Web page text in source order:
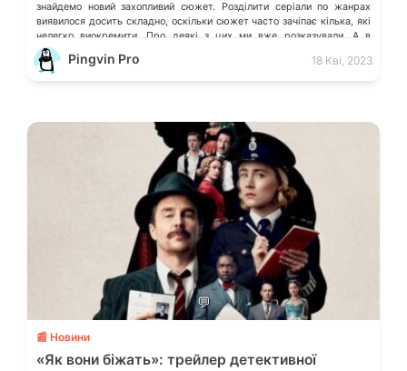
знайдемо новий захопливий сюжет. Розділити серіали по жанрах
виявилося досить складно, оскільки сюжет часто зачіпає кілька, які
нелегко виокремити. Про деякі з цих ми вже розказували. А в
коментарях можете порадити ті серіали, які вразили Вас, і […]
Pingvin Pro 18 Кві, 2023
💬
📰 Новини
«Як вони біжать»: трейлер детективної